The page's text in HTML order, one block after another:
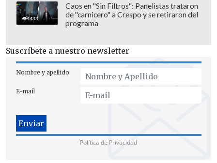
posoperatorio y empezar sesiones con
un kinesiólogo.
estar "de muy buen ánimo"
aprovechando la instancia para
compartir con Guillermo, su hijo, y su
gata Pucca.
4433
Caos en "Sin Filtros": Panelistas trataron
de "carnicero" a Crespo y se retiraron del
programa
Suscríbete a nuestro newsletter
Nombre y apellido
E-mail
Política de Privacidad